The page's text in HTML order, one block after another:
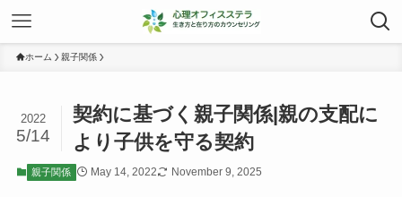
ホーム 親子関係
契約に基づく親子関係|親の支配に
より子供を守る契約
2022
5/14
親子関係 May 14, 2022 November 9, 2025